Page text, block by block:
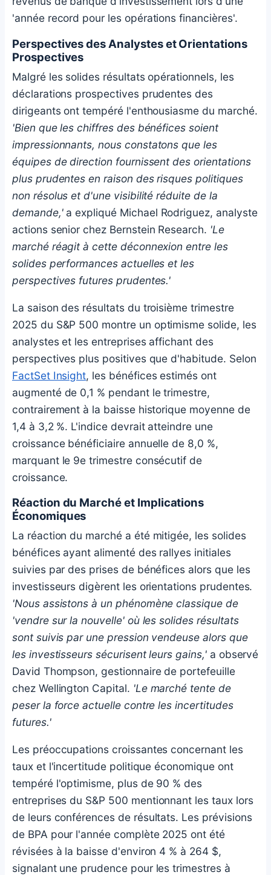
'année record pour les opérations financières'.
Perspectives des Analystes et Orientations
Prospectives
Malgré les solides résultats opérationnels, les
déclarations prospectives prudentes des
dirigeants ont tempéré l'enthousiasme du marché.
'Bien que les chiffres des bénéfices soient
impressionnants, nous constatons que les
équipes de direction fournissent des orientations
plus prudentes en raison des risques politiques
non résolus et d'une visibilité réduite de la
demande,'a expliqué Michael Rodriguez, analyste
actions senior chez Bernstein Research. 'Le
marché réagit à cette déconnexion entre les
solides performances actuelles et les
perspectives futures prudentes.'
La saison des résultats du troisième trimestre
2025 du S&P 500 montre un optimisme solide, les
analystes et les entreprises affichant des
perspectives plus positives que d'habitude. Selon
FactSet Insight, les bénéfices estimés ont
augmenté de 0,1 % pendant le trimestre,
contrairement à la baisse historique moyenne de
1,4 à 3,2 %. L'indice devrait atteindre une
croissance bénéficiaire annuelle de 8,0 %,
marquant le 9e trimestre consécutif de
croissance.
Réaction du Marché et Implications
Économiques
La réaction du marché a été mitigée, les solides
bénéfices ayant alimenté des rallyes initiales
suivies par des prises de bénéfices alors que les
investisseurs digèrent les orientations prudentes.
'Nous assistons à un phénomène classique de
'vendre sur la nouvelle' où les solides résultats
sont suivis par une pression vendeuse alors que
les investisseurs sécurisent leurs gains,'a observé
David Thompson, gestionnaire de portefeuille
chez Wellington Capital. 'Le marché tente de
peser la force actuelle contre les incertitudes
futures.'
Les préoccupations croissantes concernant les
taux et l'incertitude politique économique ont
tempéré l'optimisme, plus de 90 % des
entreprises du S&P 500 mentionnant les taux lors
de leurs conférences de résultats. Les prévisions
de BPA pour l'année complète 2025 ont été
révisées à la baisse d'environ 4 % à 264 $,
signalant une prudence pour les trimestres à